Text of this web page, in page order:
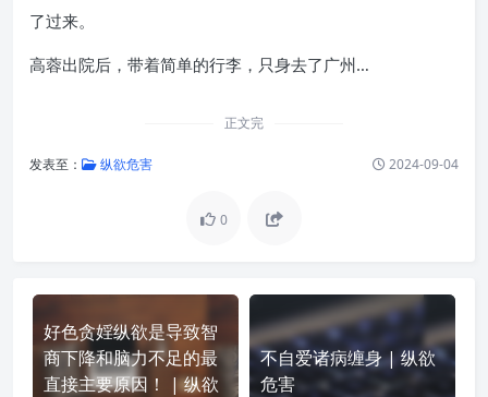
了过来。
高蓉出院后，带着简单的行李，只身去了广州…
正文完
发表至： 纵欲危害 2024-09-04
0
好色贪婬纵欲是导致智
商下降和脑力不足的最
直接主要原因！ | 纵欲
不自爱诸病缠身 | 纵欲
危害